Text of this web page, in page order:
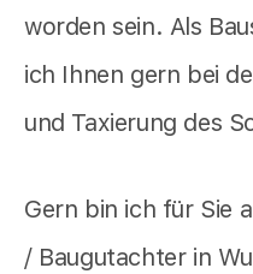
worden sein. Als
ich Ihnen gern bei
und Taxierung des
Gern bin ich für Sie
/ Baugutachter in